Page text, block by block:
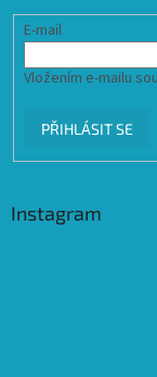
E-mail
Vložením e-mailu
PŘIHLÁSIT SE
Instagram